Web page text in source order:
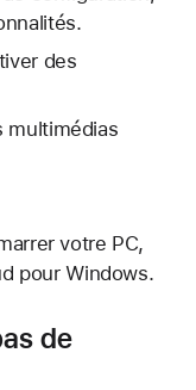
des
multimédias
votre PC,
pour Windows.
de